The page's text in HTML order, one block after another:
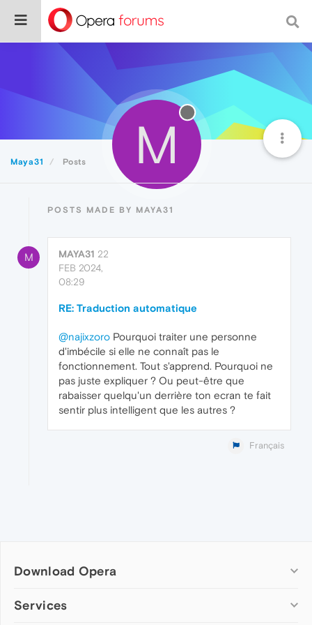
Maya31 Posts M
POSTS MADE BY MAYA31
M MAYA31 22
FEB 2024,
08:29
RE: Traduction automatique
@najixzoro Pourquoi traiter une personne
d'imbécile si elle ne connaît pas le
fonctionnement. Tout s'apprend. Pourquoi ne
pas juste expliquer ? Ou peut-être que
rabaisser quelqu'un derrière ton ecran te fait
sentir plus intelligent que les autres ?
Français
Download Opera
Computer browsers
Services